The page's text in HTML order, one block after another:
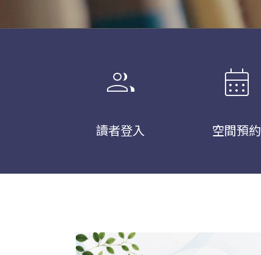
group
讀者登入
calendar_month
空間預約